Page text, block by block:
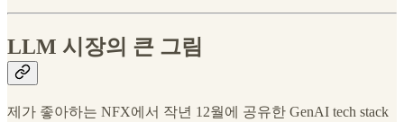
LLM 시장의 큰 그림
제가 좋아하는 NFX에서 작년 12월에 공유한 GenAI tech stack